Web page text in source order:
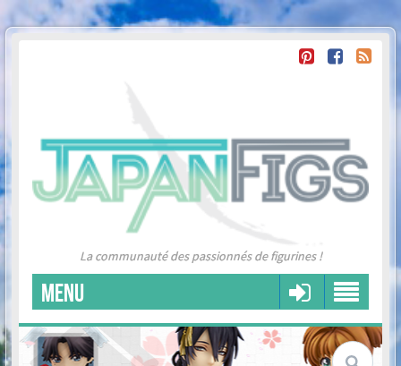
La communauté des passionnés de figurines !
MENU